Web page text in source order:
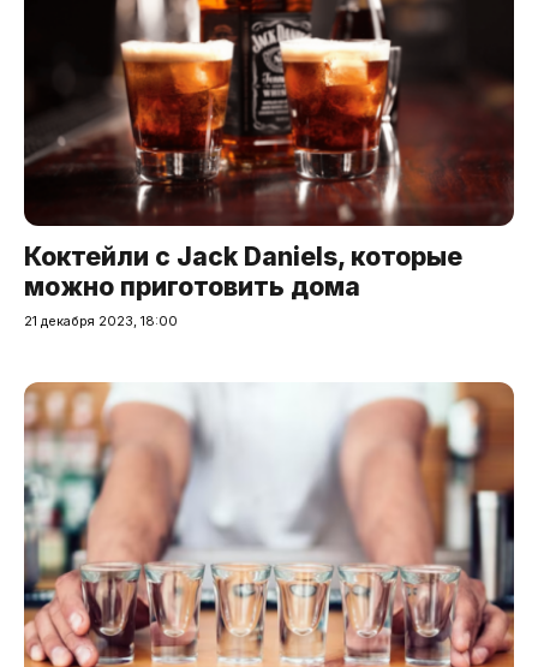
Коктейли с Jack Daniels, которые
можно приготовить дома
21 декабря 2023, 18:00